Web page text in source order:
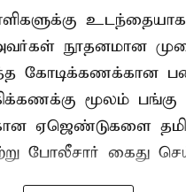
உடந்தையாக
நூதனமான
கோடிக்கணக்கான
மூலம்
ஏஜெண்டுகளை
போலீசார் கைது